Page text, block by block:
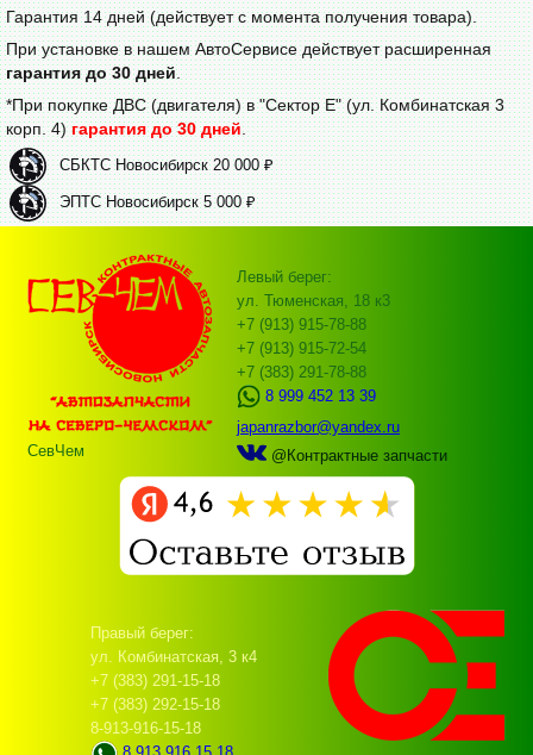
Гарантия 14 дней (действует с момента получения товара).
При установке в нашем АвтоСервисе действует расширенная
гарантия до 30 дней.
*При покупке ДВС (двигателя) в "Сектор Е" (ул. Комбинатская 3
корп. 4)гарантия до 30 дней.
СБКТС Новосибирск 20 000 ₽
ЭПТС Новосибирск 5 000 ₽
СевЧем
Левый берег:
ул. Тюменская, 18 к3
+7 (913) 915-78-88
+7 (913) 915-72-54
+7 (383) 291-78-88
8 999 452 13 39
japanrazbor@yandex.ru
@Контрактные запчасти
Правый берег:
ул. Комбинатская, 3 к4
+7 (383) 291-15-18
+7 (383) 292-15-18
8-913-916-15-18